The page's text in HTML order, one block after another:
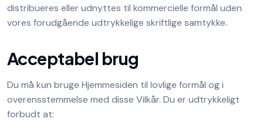
distribueres eller udnyttes til kommercielle formål uden
vores forudgående udtrykkelige skriftlige samtykke.
Acceptabel brug
Du må kun bruge Hjemmesiden til lovlige formål og i
overensstemmelse med disse Vilkår. Du er udtrykkeligt
forbudt at: